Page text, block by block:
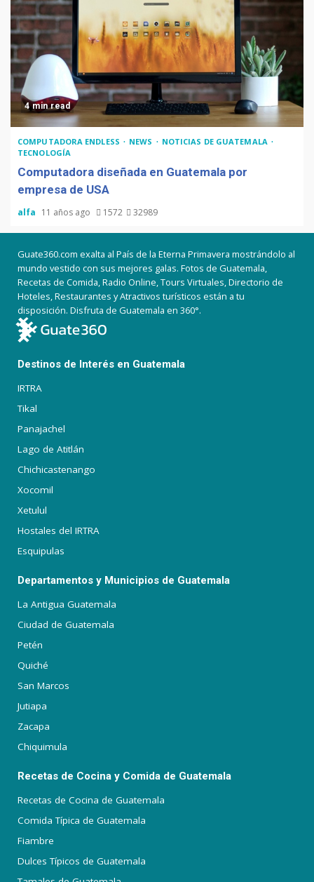
4 min read
COMPUTADORA ENDLESS NEWS
NOTICIAS DE GUATEMALA
TECNOLOGÍA
Computadora diseñada en Guatemala por
empresa de USA
alfa 11 años ago 1572 32989
Guate360.com exalta al País de la Eterna Primavera mostrándolo al
mundo vestido con sus mejores galas. Fotos de Guatemala,
Recetas de Comida, Radio Online, Tours Virtuales, Directorio de
Hoteles, Restaurantes y Atractivos turísticos están a tu
disposición. Disfruta de Guatemala en 360°.
Destinos de Interés en Guatemala
IRTRA
Tikal
Panajachel
Lago de Atitlán
Chichicastenango
Xocomil
Xetulul
Hostales del IRTRA
Esquipulas
Departamentos y Municipios de Guatemala
La Antigua Guatemala
Ciudad de Guatemala
Petén
Quiché
San Marcos
Jutiapa
Zacapa
Chiquimula
Recetas de Cocina y Comida de Guatemala
Recetas de Cocina de Guatemala
Comida Típica de Guatemala
Fiambre
Dulces Típicos de Guatemala